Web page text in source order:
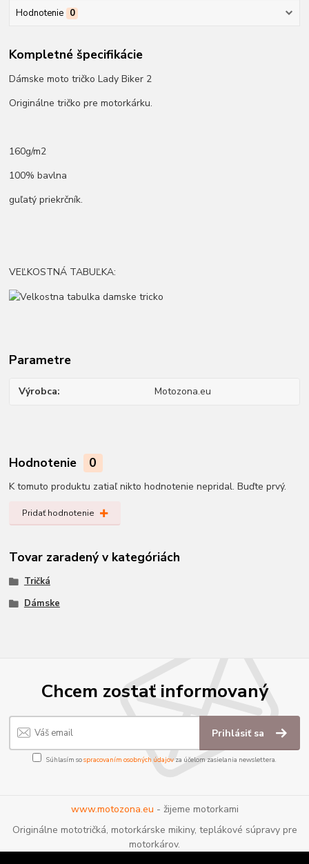
Hodnotenie 0
Kompletné špecifikácie
Dámske moto tričko Lady Biker 2
Originálne tričko pre motorkárku.
160g/m2
100% bavlna
guľatý priekrčník.
VEĽKOSTNÁ TABUĽKA:
Parametre
Výrobca Motozona.eu
Hodnotenie 0
K tomuto produktu zatiaľ nikto hodnotenie nepridal. Buďte prvý.
Pridať hodnotenie
Tovar zaradený v kategóriách
Tričká
Dámske
Chcem zostať informovaný
Prihlásiť sa
Súhlasím sospracovaním osobných údajov za účelom zasielania newslettera.
www.motozona.eu - žijeme motorkami
Originálne mototričká, motorkárske mikiny, teplákové súpravy pre
motorkárov.